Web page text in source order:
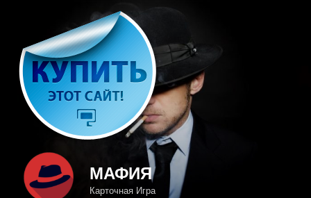
содержимому
МАФИЯ
Карточная Игра